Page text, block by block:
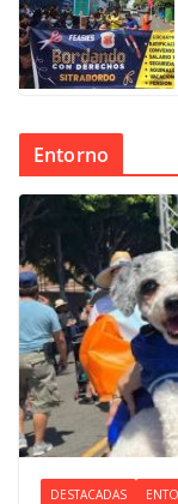
Entorno
DESTACADAS